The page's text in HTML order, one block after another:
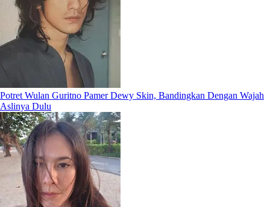
Potret Wulan Guritno Pamer Dewy Skin, Bandingkan Dengan Wajah
Aslinya Dulu